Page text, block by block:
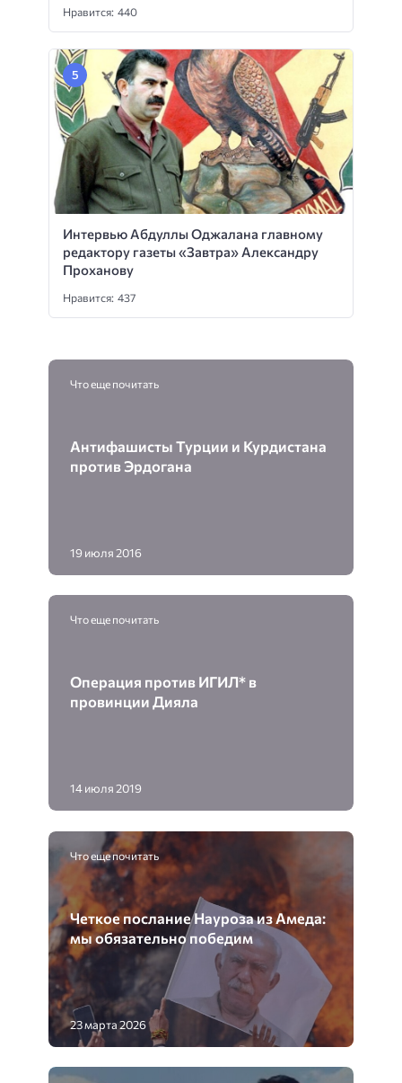
Нравится: 440
Интервью Абдуллы Оджалана главному
редактору газеты «Завтра» Александру
Проханову
Нравится: 437
Что еще почитать
Антифашисты Турции и Курдистана
против Эрдогана
19 июля 2016
Что еще почитать
Операция против ИГИЛ* в
провинции Дияла
14 июля 2019
Что еще почитать
Четкое послание Науроза из Амеда:
мы обязательно победим
23 марта 2026